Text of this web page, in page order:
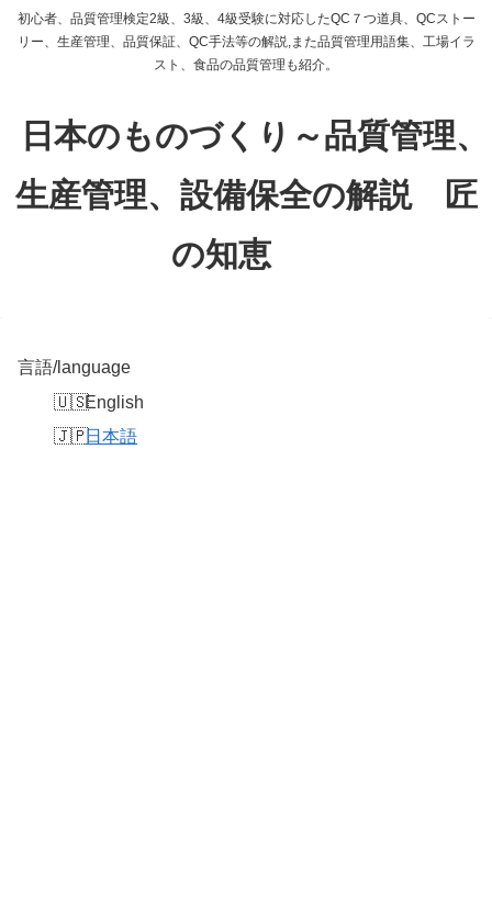
初心者、品質管理検定2級、3級、4級受験に対応したQC７つ道具、QCストー
リー、生産管理、品質保証、QC手法等の解説,また品質管理用語集、工場イラ
スト、食品の品質管理も紹介。
日本のものづくり～品質管理、
生産管理、設備保全の解説 匠
の知恵
言語/language
English
日本語